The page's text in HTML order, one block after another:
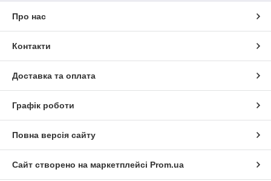
Про нас
Контакти
Доставка та оплата
Графік роботи
Повна версія сайту
Сайт створено на маркетплейсі Prom.ua